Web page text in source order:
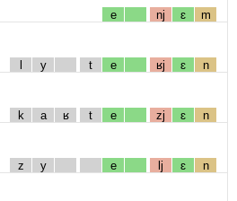
e nj ɛ m
l y t e ʁj ɛ n
k a ʁ t e zj ɛ n
z y e lj ɛ n